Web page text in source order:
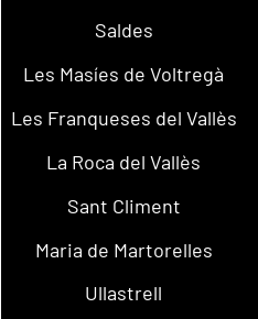
Saldes
Les Masíes de Voltregà
Les Franqueses del Vallès
La Roca del Vallès
Sant Climent
Maria de Martorelles
Ullastrell